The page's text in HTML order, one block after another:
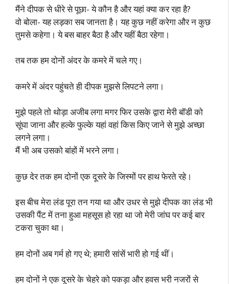
मैंने दीपक से धीरे से पूछा- ये कौन है और यहां क्या कर रहा है?
वो बोला- यह लड़का सब जानता है। यह कुछ नहीं करेगा और न कुछ
तुमसे कहेगा। ये बस बाहर बैठा है और यहीं बैठा रहेगा।
तब तक हम दोनों अंदर के कमरे में चले गए।
कमरे में अंदर पहुंचते ही दीपक मुझसे लिपटने लगा।
मुझे पहले तो थोड़ा अजीब लगा मगर फिर उसके द्वारा मेरी बॉडी को
सूंघा जाना और हल्के फुल्के यहां वहां किस किए जाने से मुझे अच्छा
लगने लगा।
मैं भी अब उसको बांहों में भरने लगा।
कुछ देर तक हम दोनों एक दूसरे के जिस्मों पर हाथ फेरते रहे।
इस बीच मेरा लंड पूरा तन गया था और उधर से मुझे दीपक का लंड भी
उसकी पैंट में तना हुआ महसूस हो रहा था जो मेरी जांघ पर कई बार
टकरा चुका था।
हम दोनों अब गर्म हो गए थे; हमारी सांसें भारी हो गई थीं।
हम दोनों ने एक दूसरे के चेहरे को पकड़ा और हवस भरी नजरों से